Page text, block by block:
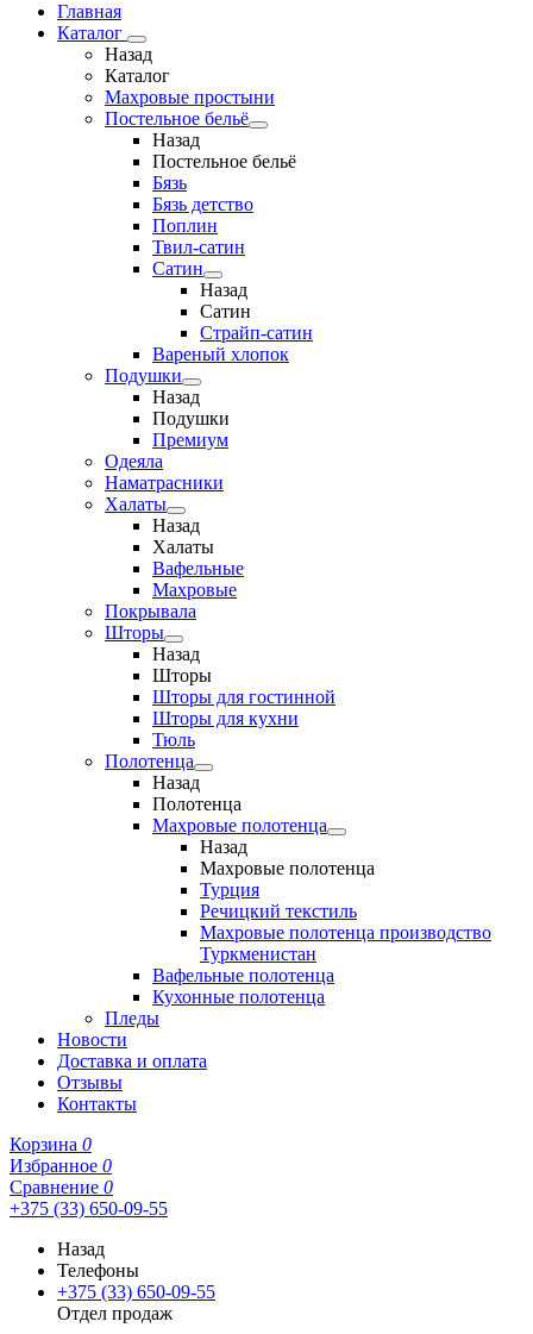
Главная
Каталог
Назад
Каталог
Махровые простыни
Постельное бельё
Назад
Постельное бельё
Бязь
Бязь детство
Поплин
Твил-сатин
Сатин
Назад
Сатин
Страйп-сатин
Вареный хлопок
Подушки
Назад
Подушки
Премиум
Одеяла
Наматрасники
Халаты
Назад
Халаты
Вафельные
Махровые
Покрывала
Шторы
Назад
Шторы
Шторы для гостинной
Шторы для кухни
Тюль
Полотенца
Назад
Полотенца
Махровые полотенца
Назад
Махровые полотенца
Турция
Речицкий текстиль
Махровые полотенца производство
Туркменистан
Вафельные полотенца
Кухонные полотенца
Пледы
Новости
Доставка и оплата
Отзывы
Контакты
Корзина 0
Избранное 0
Сравнение 0
+375 (33) 650-09-55
Назад
Телефоны
+375 (33) 650-09-55
Отдел продаж